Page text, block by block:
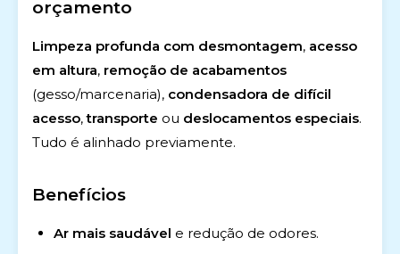
orçamento
Limpeza profunda com desmontagem, acesso
em altura, remoção de acabamentos
(gesso/marcenaria), condensadora de difícil
acesso,transporte ou deslocamentos especiais.
Tudo é alinhado previamente.
Benefícios
Ar mais saudável e redução de odores.